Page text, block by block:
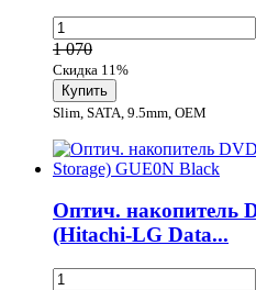
1 070
Скидка 11%
Slim, SATA, 9.5mm, OEM
Оптич. накопитель
(Hitachi-LG Data...